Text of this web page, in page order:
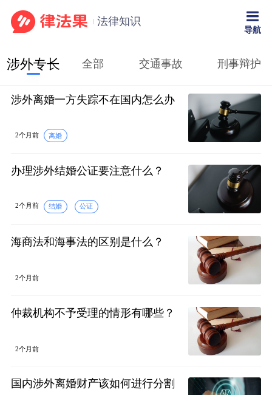
法律知识
导航
涉外专长 全部 交通事故 刑事辩护
涉外离婚一方失踪不在国内怎么办
2个月前 离婚
办理涉外结婚公证要注意什么？
2个月前 结婚 公证
海商法和海事法的区别是什么？
2个月前
仲裁机构不予受理的情形有哪些？
2个月前
国内涉外离婚财产该如何进行分割